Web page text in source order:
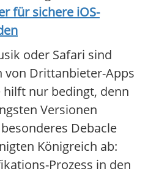
für sichere iOS-
oder Safari sind
von Drittanbieter-Apps
hilft nur bedingt, denn
Versionen
Debacle
Königreich ab:
Prozess in den